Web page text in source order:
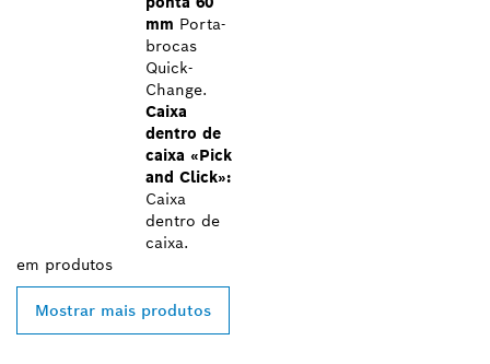
mm Porta-
brocas
Quick-
Change.
Caixa
dentro de
caixa «Pick
and Click»:
Caixa
dentro de
caixa.
em produtos
Mostrar mais produtos